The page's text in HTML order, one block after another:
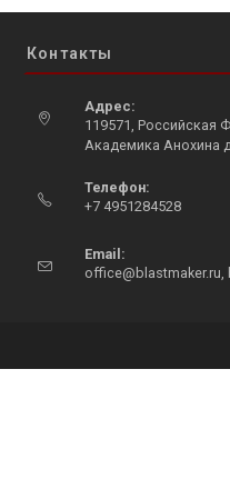
Контакты
Адрес:
119571, Российская
Академика Анохина
in
a
tab
Телефон:
+7 4951284528
in
your
Email:
office@blastmaker.ru,